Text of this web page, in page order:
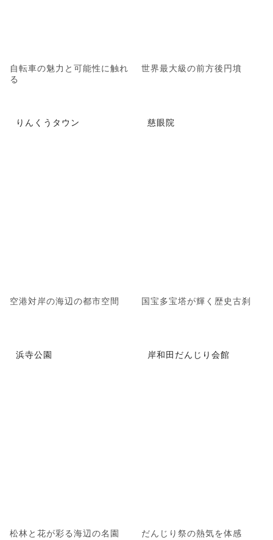
自転車の魅力と可能性に触れ
る
世界最大級の前方後円墳
りんくうタウン
空港対岸の海辺の都市空間
慈眼院
国宝多宝塔が輝く歴史古刹
浜寺公園
松林と花が彩る海辺の名園
岸和田だんじり会館
だんじり祭の熱気を体感